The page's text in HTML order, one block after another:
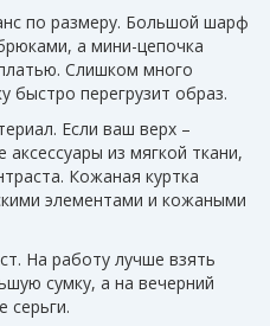
по размеру. Большой шарф
а мини-цепочка
Слишком много
быстро перегрузит образ.
Если ваш верх –
из мягкой ткани,
Кожаная куртка
элементами и кожаными
На работу лучше взять
сумку, а на вечерний
серьги.